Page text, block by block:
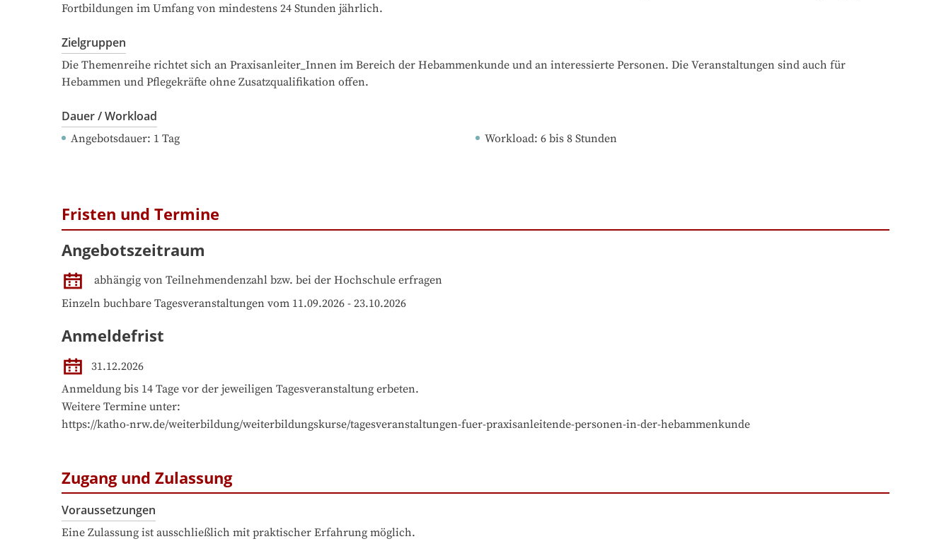
Fortbildungen im Umfang von mindestens 24 Stunden jährlich.
Zielgruppen
Die Themenreihe richtet sich an Praxisanleiter_Innen im Bereich der Hebammenkunde und an interessierte Personen. Die Veranstaltungen sind auch für
Hebammen und Pflegekräfte ohne Zusatzqualifikation offen.
Dauer / Workload
Angebotsdauer: 1 Tag Workload: 6 bis 8 Stunden
Fristen und Termine
Angebotszeitraum
abhängig von Teilnehmendenzahl bzw. bei der Hochschule erfragen
Einzeln buchbare Tagesveranstaltungen vom 11.09.2026 - 23.10.2026
Anmeldefrist
31.12.2026
Anmeldung bis 14 Tage vor der jeweiligen Tagesveranstaltung erbeten.
Weitere Termine unter:
https://katho-nrw.de/weiterbildung/weiterbildungskurse/tagesveranstaltungen-fuer-praxisanleitende-personen-in-der-hebammenkunde
Zugang und Zulassung
Voraussetzungen
Eine Zulassung ist ausschließlich mit praktischer Erfahrung möglich.